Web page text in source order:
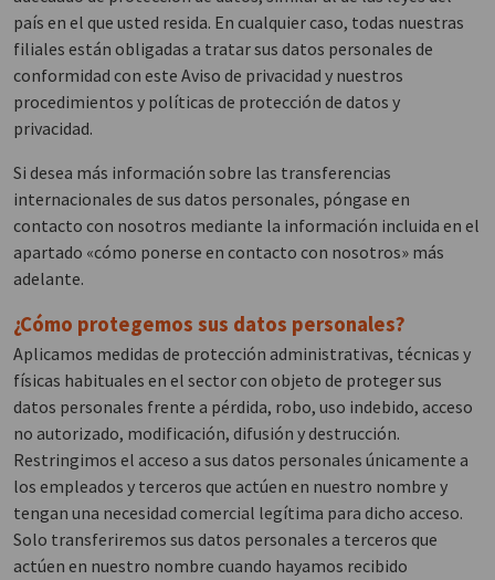
país en el que usted resida. En cualquier caso, todas nuestras
filiales están obligadas a tratar sus datos personales de
conformidad con este Aviso de privacidad y nuestros
procedimientos y políticas de protección de datos y
privacidad.
Si desea más información sobre las transferencias
internacionales de sus datos personales, póngase en
contacto con nosotros mediante la información incluida en el
apartado «cómo ponerse en contacto con nosotros» más
adelante.
¿Cómo protegemos sus datos personales?
Aplicamos medidas de protección administrativas, técnicas y
físicas habituales en el sector con objeto de proteger sus
datos personales frente a pérdida, robo, uso indebido, acceso
no autorizado, modificación, difusión y destrucción.
Restringimos el acceso a sus datos personales únicamente a
los empleados y terceros que actúen en nuestro nombre y
tengan una necesidad comercial legítima para dicho acceso.
Solo transferiremos sus datos personales a terceros que
actúen en nuestro nombre cuando hayamos recibido